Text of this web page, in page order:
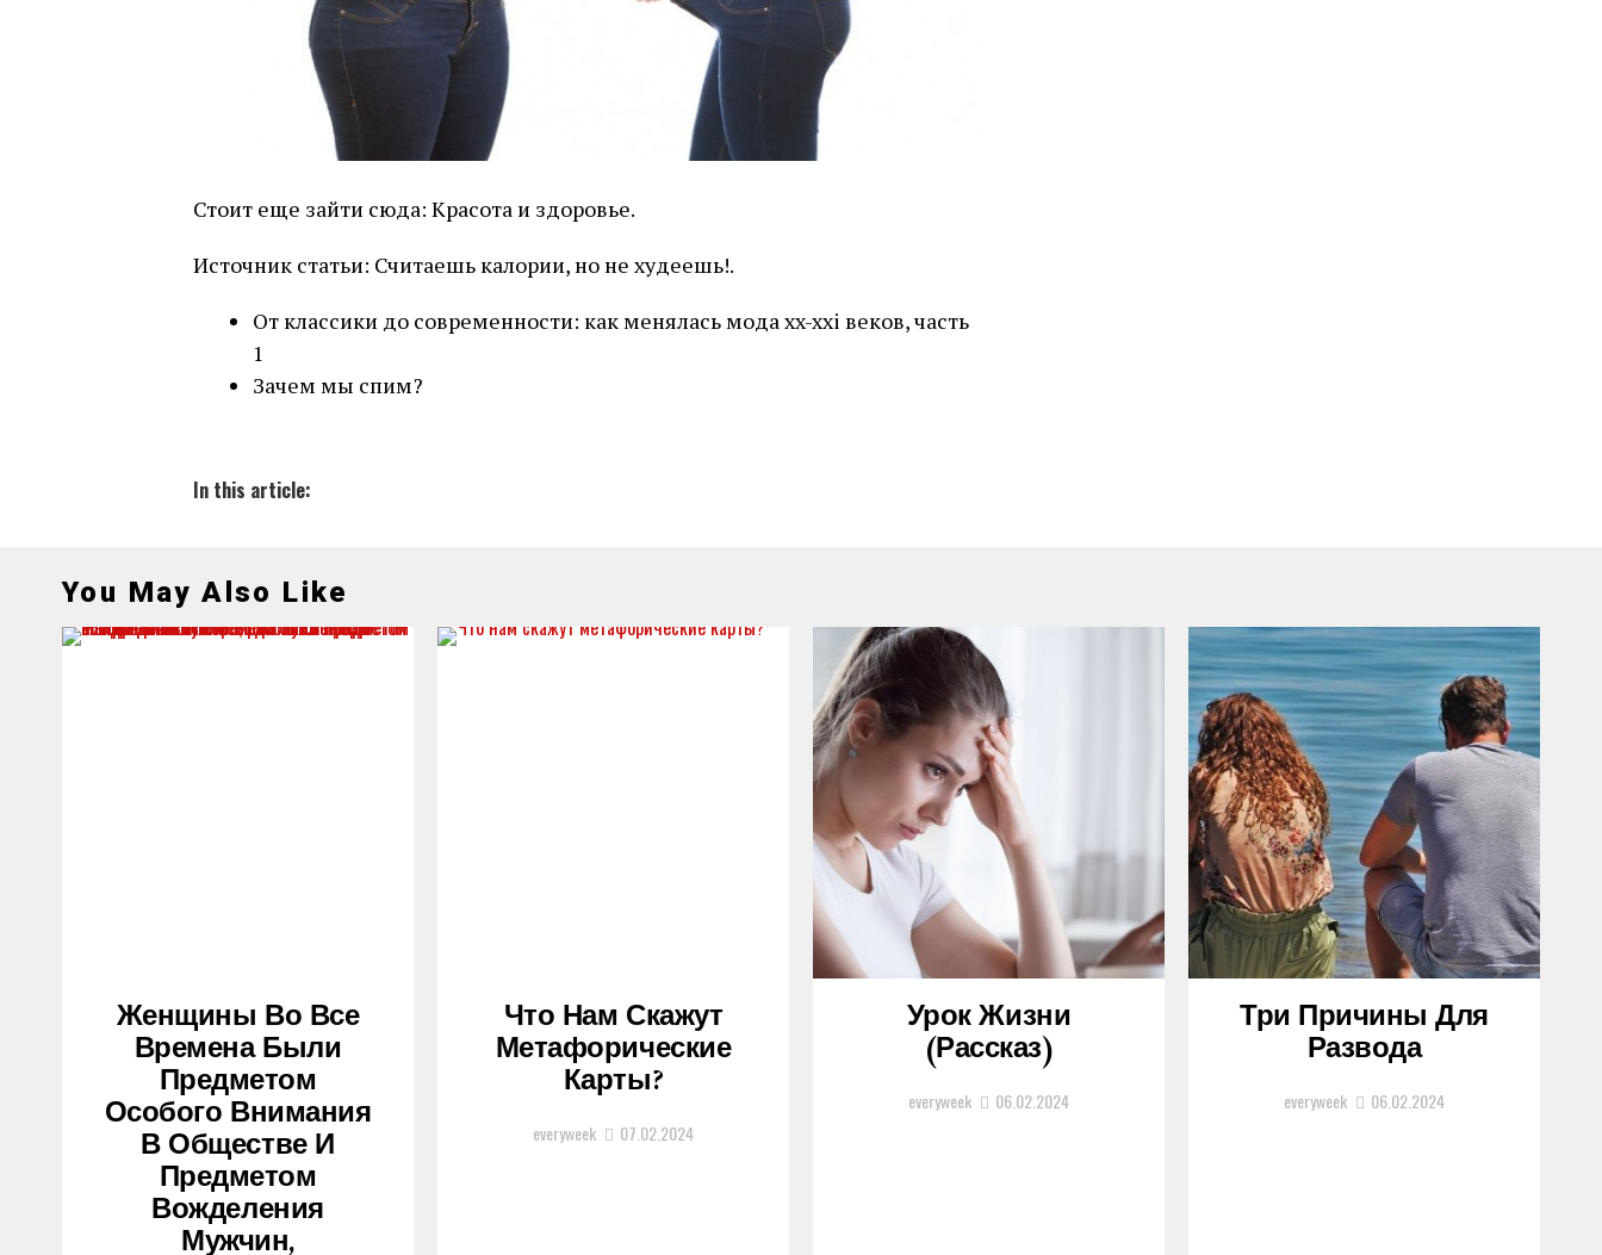
Стоит еще зайти сюда: Красота и здоровье.
Источник статьи: Считаешь калории, но не худеешь!.
От классики до современности: как менялась мода xx-xxi веков, часть
1
Зачем мы спим?
In this article:
You May Also Like
Женщины Во Все
Времена Были
Предметом
Особого Внимания
В Обществе И
Предметом
Вожделения
Мужчин,
Что Нам Скажут
Метафорические
Карты?
everyweek 07.02.2024
Урок Жизни
(рассказ)
everyweek 06.02.2024
Три Причины Для
Развода
everyweek 06.02.2024